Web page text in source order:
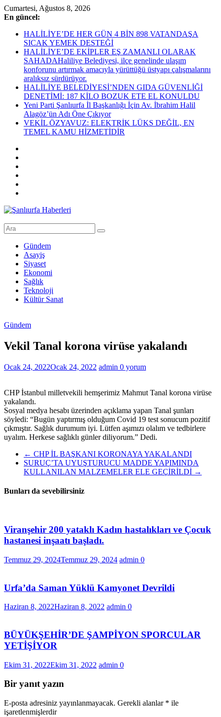
Skip
to
Cumartesi, Ağustos 8, 2026
En güncel:
HALİLİYE’DE HER GÜN 4 BİN 898 VATANDAŞA
SICAK YEMEK DESTEĞİ
HALİLİYE’DE EKİPLER EŞ ZAMANLI OLARAK
SAHADAHaliliye Belediyesi, ilçe genelinde ulaşım
konforunu artırmak amacıyla yürüttüğü üstyapı çalışmalarını
aralıksız sürdürüyor.
HALİLİYE BELEDİYESİ’NDEN GIDA GÜVENLİĞİ
DENETİMİ: 187 KİLO BOZUK ETE EL KONULDU
Yeni Parti Şanlıurfa İl Başkanlığı İçin Av. İbrahim Halil
Alagöz’ün Adı Öne Çıkıyor
VEKİL ÖZYAVUZ: ELEKTRİK LÜKS DEĞİL, EN
TEMEL KAMU HİZMETİDİR
Şanlıurfa
Dakika
Şanlıurfa
Haberleri
Gündem
Asayiş
Siyaset
Ekonomi
Sağlık
Teknoloji
Kültür Sanat
Gündem
Vekil Tanal korona virüse yakalandı
Ocak 24, 2022Ocak 24, 2022 admin 0 yorum
CHP İstanbul milletvekili hemşerimiz Mahmut Tanal korona virüse
yakalandı.
Sosyal medya hesabı üzerinden açıklama yapan Tanal şunları
söyledi: “Bugün yaptırmış olduğum Covid 19 test sonucum pozitif
çıkmıştır. Sağlık durumum iyi. Lütfen aşımızı olalım ve tedbirlere
uyalım. Herkese sağlıklı günler diliyorum.” Dedi.
← CHP İL BAŞKANI KORONAYA YAKALANDI
SURUÇ’TA UYUŞTURUCU MADDE YAPIMINDA
KULLANILAN MALZEMELER ELE GEÇİRİLDİ →
Bunları da sevebilirsiniz
Viranşehir 200 yataklı Kadın hastalıkları ve Çocuk
hastanesi inşaatı başladı.
Temmuz 29, 2024Temmuz 29, 2024 admin 0
Urfa’da Saman Yüklü Kamyonet Devrildi
Haziran 8, 2022Haziran 8, 2022 admin 0
BÜYÜKŞEHİR’DE ŞAMPİYON SPORCULAR
YETİŞİYOR
Ekim 31, 2022Ekim 31, 2022 admin 0
Bir yanıt yazın
E-posta adresiniz yayınlanmayacak. Gerekli alanlar * ile
işaretlenmişlerdir